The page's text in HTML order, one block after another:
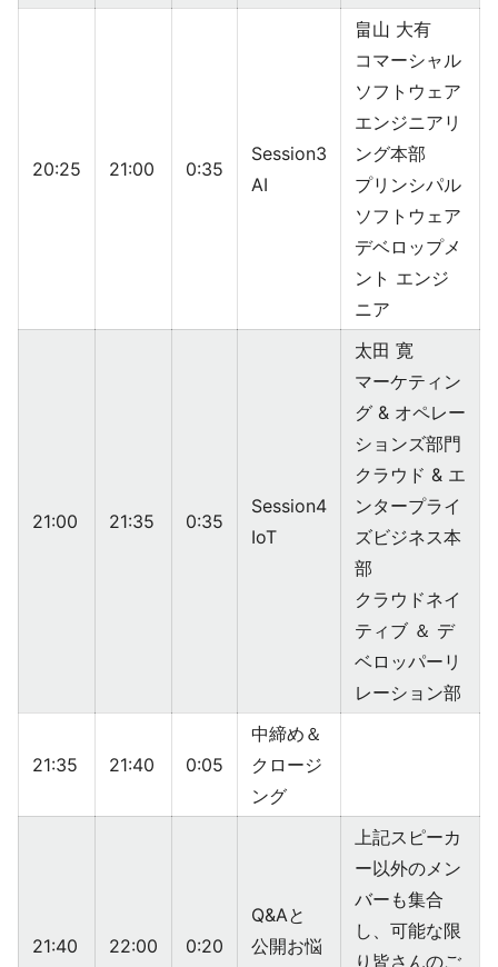
20:25 21:00 0:35
Session3
AI
畠山 大有
コマーシャル
ソフトウェア
エンジニアリ
ング本部
プリンシパル
ソフトウェア
デベロップメ
ント エンジ
ニア
21:00 21:35 0:35
Session4
IoT
太田 寛
マーケティン
グ & オペレー
ションズ部門
クラウド & エ
ンタープライ
ズビジネス本
部
クラウドネイ
ティブ ＆ デ
ベロッパーリ
レーション部
21:35 21:40 0:05
中締め＆
クロージ
ング
21:40 22:00 0:20
Q&Aと
公開お悩
上記スピーカ
ー以外のメン
バーも集合
し、可能な限
り皆さんのご